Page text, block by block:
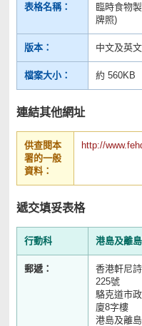
表格名稱：
臨時食物
牌照)
版本： 中文及英
檔案大小： 約 560KB
連結其他網址
供查閱本
署的一般
資料：
http://
遞交填妥表格
行動科 港島及離
郵遞：
香港軒尼
225號
駱克道市
廈8字樓
港島及離